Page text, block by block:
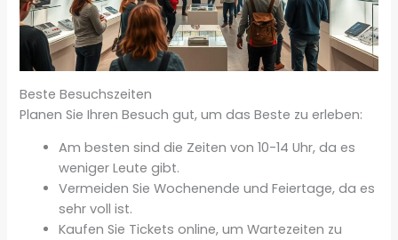
Beste Besuchszeiten
Planen Sie Ihren Besuch gut, um das Beste zu erleben:
Am besten sind die Zeiten von 10-14 Uhr, da es
weniger Leute gibt.
Vermeiden Sie Wochenende und Feiertage, da es
sehr voll ist.
Kaufen Sie Tickets online, um Wartezeiten zu